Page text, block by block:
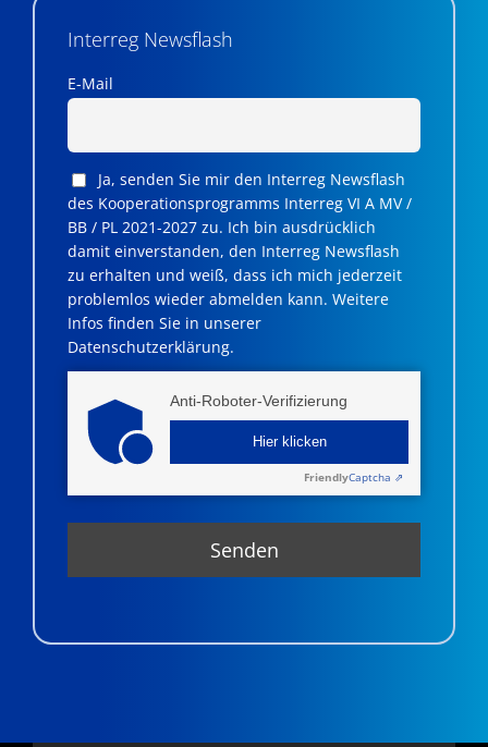
Interreg Newsflash
E-Mail
Ja, senden Sie mir den Interreg Newsflash
des Kooperationsprogramms Interreg VI A MV /
BB / PL 2021-2027 zu. Ich bin ausdrücklich
damit einverstanden, den Interreg Newsflash
zu erhalten und weiß, dass ich mich jederzeit
problemlos wieder abmelden kann. Weitere
Infos finden Sie in unserer
Datenschutzerklärung.
Anti-Roboter-Verifizierung
Hier klicken
FriendlyCaptcha ⇗